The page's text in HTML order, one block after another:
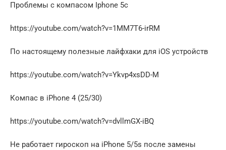
Проблемы с компасом Iphone 5c
https://youtube.com/watch?v=1MM7T6-irRM
По настоящему полезные лайфхаки для iOS устройств
https://youtube.com/watch?v=Ykvp4xsDD-M
Компас в iPhone 4 (25/30)
https://youtube.com/watch?v=dvllmGX-iBQ
Не работает гироскоп на iPhone 5/5s после замены